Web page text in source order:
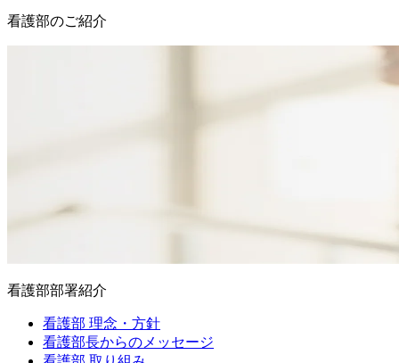
看護部のご紹介
看護部部署紹介
看護部 理念・方針
看護部長からのメッセージ